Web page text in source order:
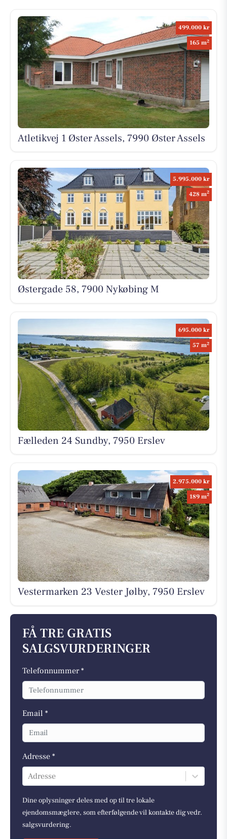
499.000 kr
165 m2
Atletikvej 1 Øster Assels, 7990 Øster Assels
5.995.000 kr
428 m2
Østergade 58, 7900 Nykøbing M
695.000 kr
57 m2
Fælleden 24 Sundby, 7950 Erslev
2.975.000 kr
189 m2
Vestermarken 23 Vester Jølby, 7950 Erslev
FÅ TRE GRATIS
SALGSVURDERINGER
Telefonnummer *
Email *
Adresse *
Adresse
Dine oplysninger deles med op til tre lokale
ejendomsmæglere, som efterfølgende vil kontakte dig vedr.
salgsvurdering.